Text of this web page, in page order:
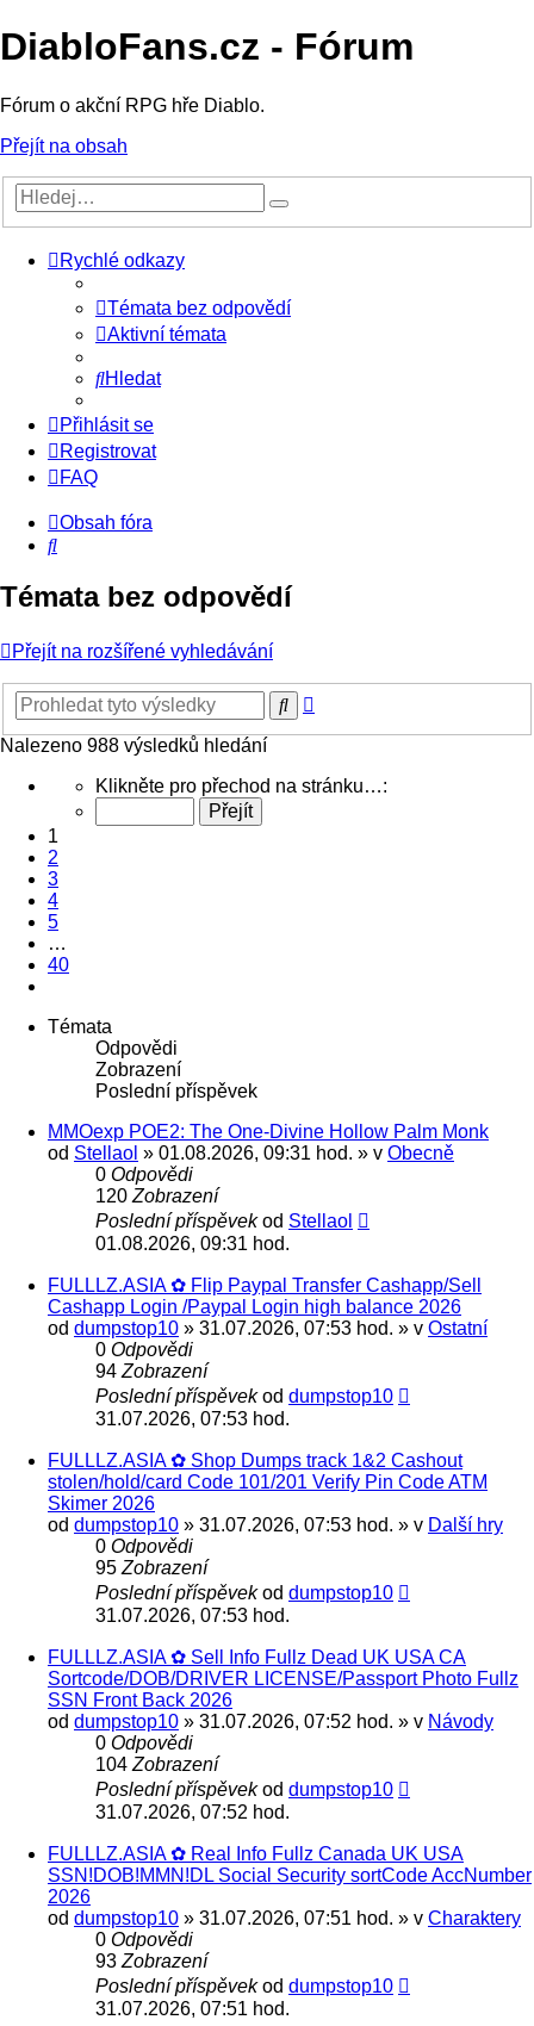
DiabloFans.cz - Fórum
Fórum o akční RPG hře Diablo.
Přejít na obsah
Rychlé odkazy
Témata bez odpovědí
Aktivní témata
Hledat
Přihlásit se
Registrovat
FAQ
Obsah fóra
Hledat
Témata bez odpovědí
Přejít na rozšířené vyhledávání
Hledat
Nalezeno 988 výsledků hledání
Stránka
z
40
Klikněte pro přechod na stránku…:
1
2
3
4
5
…
40
Témata
Odpovědi
Zobrazení
Poslední příspěvek
MMOexp POE2: The One-Divine Hollow Palm Monk
od Stellaol » 01.08.2026, 09:31 hod. » v Obecně
0 Odpovědi
120 Zobrazení
Poslední příspěvekod Stellaol
01.08.2026, 09:31 hod.
FULLLZ.ASIA ✿ Flip Paypal Transfer Cashapp/Sell
Cashapp Login /Paypal Login high balance 2026
od dumpstop10 » 31.07.2026, 07:53 hod. » v Ostatní
0 Odpovědi
94 Zobrazení
Poslední příspěvekod dumpstop10
31.07.2026, 07:53 hod.
FULLLZ.ASIA ✿ Shop Dumps track 1&2 Cashout
stolen/hold/card Code 101/201 Verify Pin Code ATM
Skimer 2026
od dumpstop10 » 31.07.2026, 07:53 hod. » v Další hry
0 Odpovědi
95 Zobrazení
Poslední příspěvekod dumpstop10
31.07.2026, 07:53 hod.
FULLLZ.ASIA ✿ Sell Info Fullz Dead UK USA CA
Sortcode/DOB/DRIVER LICENSE/Passport Photo Fullz
SSN Front Back 2026
od dumpstop10 » 31.07.2026, 07:52 hod. » v Návody
0 Odpovědi
104 Zobrazení
Poslední příspěvekod dumpstop10
31.07.2026, 07:52 hod.
FULLLZ.ASIA ✿ Real Info Fullz Canada UK USA
SSN!DOB!MMN!DL Social Security sortCode AccNumber
2026
od dumpstop10 » 31.07.2026, 07:51 hod. » v Charaktery
0 Odpovědi
93 Zobrazení
Poslední příspěvekod dumpstop10
31.07.2026, 07:51 hod.